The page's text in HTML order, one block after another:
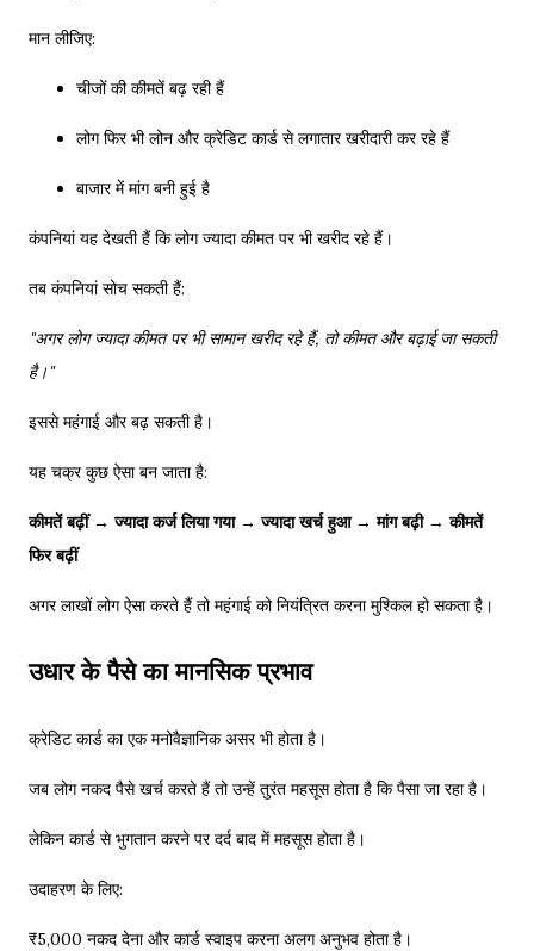
मान लीजिए:
चीजों की कीमतें बढ़ रही हैं
लोग फिर भी लोन और क्रेडिट कार्ड से लगातार खरीदारी कर रहे हैं
बाजार में मांग बनी हुई है
कंपनियां यह देखती हैं कि लोग ज्यादा कीमत पर भी खरीद रहे हैं।
तब कंपनियां सोच सकती हैं:
"अगर लोग ज्यादा कीमत पर भी सामान खरीद रहे हैं, तो कीमत और बढ़ाई जा सकती
है।"
इससे महंगाई और बढ़ सकती है।
यह चक्र कुछ ऐसा बन जाता है:
कीमतें बढ़ीं → ज्यादा कर्ज लिया गया → ज्यादा खर्च हुआ → मांग बढ़ी → कीमतें
फिर बढ़ीं
अगर लाखों लोग ऐसा करते हैं तो महंगाई को नियंत्रित करना मुश्किल हो सकता है।
उधार के पैसे का मानसिक प्रभाव
क्रेडिट कार्ड का एक मनोवैज्ञानिक असर भी होता है।
जब लोग नकद पैसे खर्च करते हैं तो उन्हें तुरंत महसूस होता है कि पैसा जा रहा है।
लेकिन कार्ड से भुगतान करने पर दर्द बाद में महसूस होता है।
उदाहरण के लिए:
₹5,000 नकद देना और कार्ड स्वाइप करना अलग अनुभव होता है।